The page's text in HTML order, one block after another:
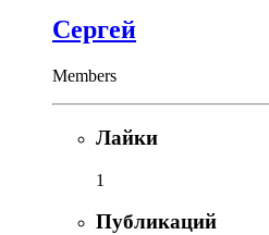
Сергей
Members
Лайки
1
Публикаций